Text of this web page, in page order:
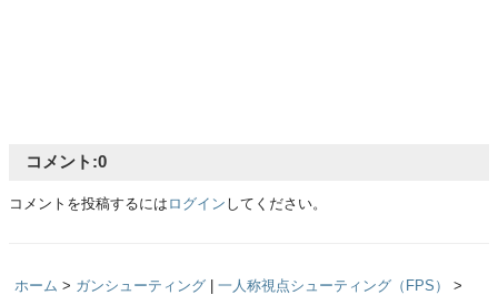
コメント:0
コメントを投稿するには ログイン してください。
ホーム > ガンシューティング | 一人称視点シューティング（FPS）
>